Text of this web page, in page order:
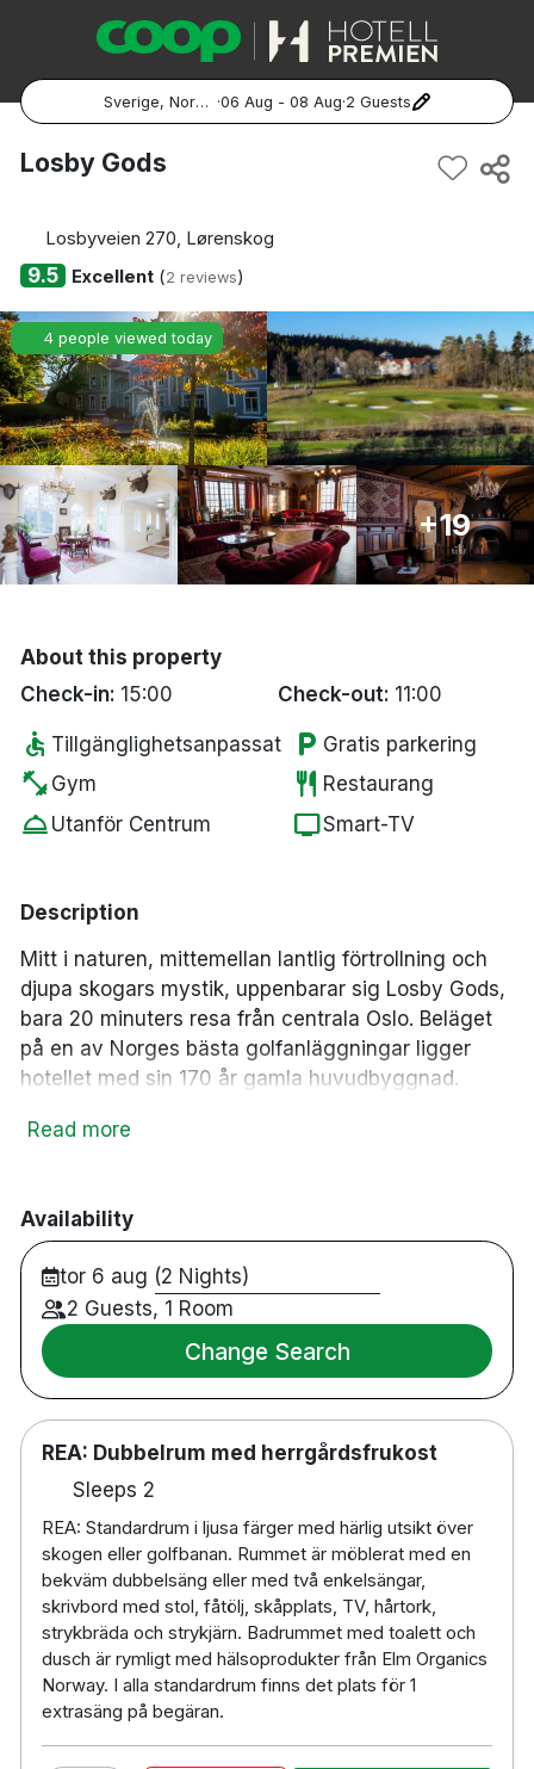
Sverige, Norge, Danmark ·06 Aug - 08 Aug·2 Guests
Popular Destinations:
Göteborg
Malmö
Hela Norge
Oslo
Bergen
Done
Losby Gods
Losbyveien 270, Lørenskog
9.5 Excellent(2 reviews)
4 people viewed today
+19
About this property
Check-in: 15:00 Check-out: 11:00
accessible Tillgänglighetsanpassat local_parking Gratis parkering
fitness_center Gym restaurant Restaurang
room_service Utanför Centrum tvSmart-TV
Description
Mitt i naturen, mittemellan lantlig förtrollning och
djupa skogars mystik, uppenbarar sig Losby Gods,
bara 20 minuters resa från centrala Oslo. Beläget
på en av Norges bästa golfanläggningar ligger
hotellet med sin 170 år gamla huvudbyggnad.
för spännande utflykter, aktiviteter och god mat
måltider i stämningsfulla och historiska
omgivningar. Låt dig bli bortskämd, njut av lata
dagar och vacker natur. Vi lovar att göra vårt
yttersta för att ge dig en minnesvärd upplevelse.
Uppgraderade dubbelrum
Enkelrum
Restaurang / bar
Gratis parkering
Gym
Rullstolsanpassat
Rökfritt
24-timmars reception
Extrasäng mot kostnad NOK 400 per natt
Husdjurtillägg NOK 400 per natt (måste
förbokas)
9 och 18 håls golfbana
Inomhusgolfcenter
Read more
Availability
tor 6 aug (2 Nights)
2 Guests, 1 Room
Change Search
REA: Dubbelrum med herrgårdsfrukost
Sleeps 2
REA: Standardrum i ljusa färger med härlig utsikt över
skogen eller golfbanan. Rummet är möblerat med en
bekväm dubbelsäng eller med två enkelsängar,
skrivbord med stol, fåtölj, skåpplats, TV, hårtork,
strykbräda och strykjärn. Badrummet med toalett och
dusch är rymligt med hälsoprodukter från Elm Organics
Norway. I alla standardrum finns det plats för 1
extrasäng på begäran.